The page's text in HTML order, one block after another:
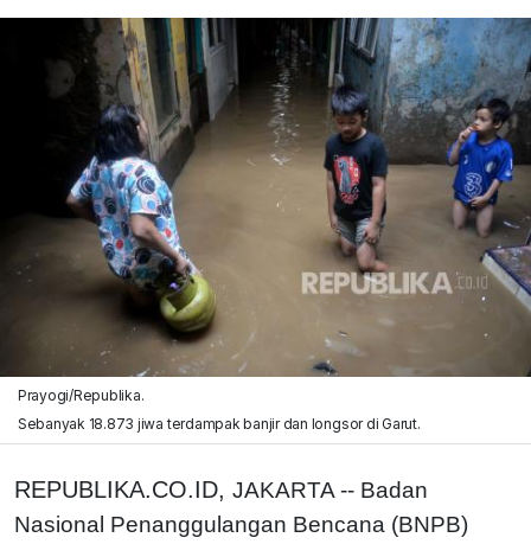
Prayogi/Republika.
Sebanyak 18.873 jiwa terdampak banjir dan longsor di Garut.
REPUBLIKA.CO.ID, JAKARTA -- Badan
Nasional Penanggulangan Bencana (BNPB)